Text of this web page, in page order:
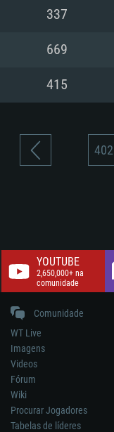
de
337
669
415
402
YOUTUBE
2,650,000+ na
comunidade
Comunidade
WT Live
Imagens
Videos
Fórum
Wiki
Procurar Jogadores
Tabelas de líderes